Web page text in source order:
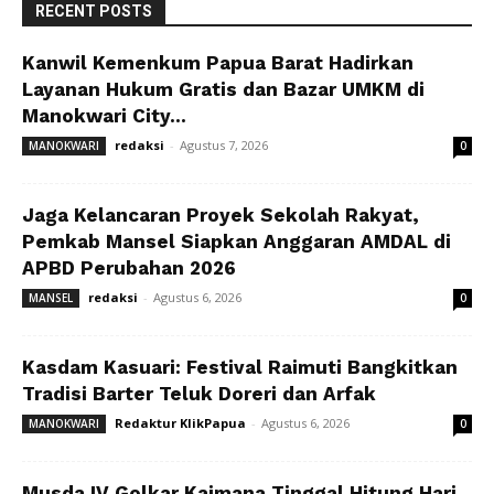
RECENT POSTS
Kanwil Kemenkum Papua Barat Hadirkan
Layanan Hukum Gratis dan Bazar UMKM di
Manokwari City...
MANOKWARI redaksi - Agustus 7, 2026 0
Jaga Kelancaran Proyek Sekolah Rakyat,
Pemkab Mansel Siapkan Anggaran AMDAL di
APBD Perubahan 2026
MANSEL redaksi - Agustus 6, 2026 0
Kasdam Kasuari: Festival Raimuti Bangkitkan
Tradisi Barter Teluk Doreri dan Arfak
MANOKWARI Redaktur KlikPapua - Agustus 6, 2026 0